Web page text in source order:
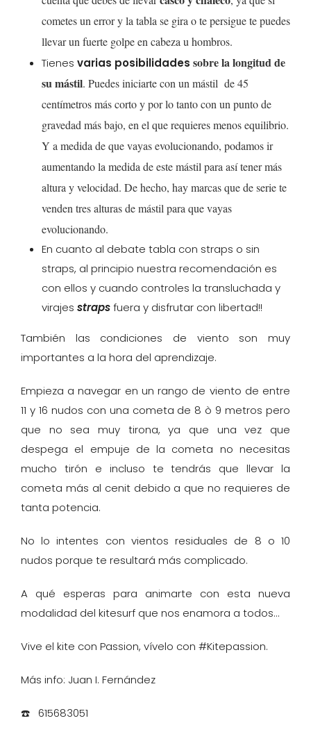
cometes un error y la tabla se gira o te persigue te puedes
llevar un fuerte golpe en cabeza u hombros.
Tienes varias posibilidades sobre la longitud de
su mástil. Puedes iniciarte con un mástil de 45
centímetros más corto y por lo tanto con un punto de
gravedad más bajo, en el que requieres menos equilibrio.
Y a medida de que vayas evolucionando, podamos ir
aumentando la medida de este mástil para así tener más
altura y velocidad. De hecho, hay marcas que de serie te
venden tres alturas de mástil para que vayas
evolucionando.
En cuanto al debate tabla con straps o sin
straps, al principio nuestra recomendación es
con ellos y cuando controles la transluchada y
virajes strapsfuera y disfrutar con libertad!!
También las condiciones de viento son muy
importantes a la hora del aprendizaje.
Empieza a navegar en un rango de viento de entre
11 y 16 nudos con una cometa de 8 ò 9 metros pero
que no sea muy tirona, ya que una vez que
despega el empuje de la cometa no necesitas
mucho tirón e incluso te tendrás que llevar la
cometa más al cenit debido a que no requieres de
tanta potencia.
No lo intentes con vientos residuales de 8 o 10
nudos porque te resultará más complicado.
A qué esperas para animarte con esta nueva
modalidad del kitesurf que nos enamora a todos…
Vive el kite con Passion, vívelo con #Kitepassion.
Más info: Juan I. Fernández
☎️ 615683051